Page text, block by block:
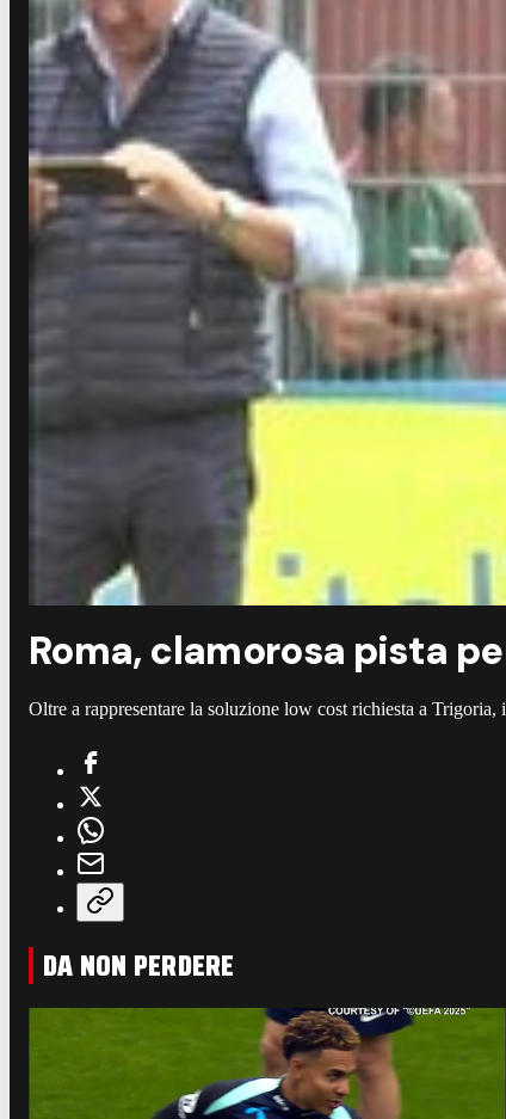
Roma, clamorosa pista
Oltre a rappresentare la soluzione low cost richiesta a
DA NON PERDERE